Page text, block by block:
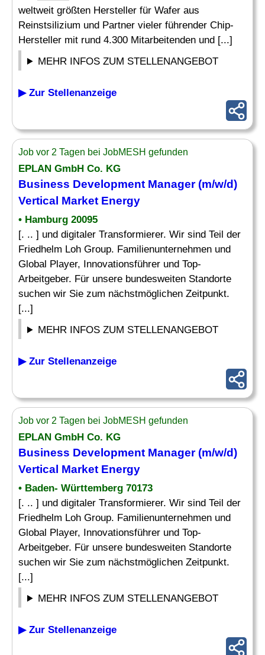
weltweit größten Hersteller für Wafer aus
Reinstsilizium und Partner vieler führender Chip-
Hersteller mit rund 4.300 Mitarbeitenden und [...]
MEHR INFOS ZUM STELLENANGEBOT
▶ Zur Stellenanzeige
Job vor 2 Tagen bei JobMESH gefunden
EPLAN GmbH Co. KG
Business Development Manager(m/w/d)
Vertical Market Energy
• Hamburg 20095
[. .. ] und digitaler Transformierer. Wir sind Teil der
Friedhelm Loh Group. Familienunternehmen und
Global Player, Innovationsführer und Top-
Arbeitgeber. Für unsere bundesweiten Standorte
suchen wir Sie zum nächstmöglichen Zeitpunkt.
[...]
MEHR INFOS ZUM STELLENANGEBOT
▶ Zur Stellenanzeige
Job vor 2 Tagen bei JobMESH gefunden
EPLAN GmbH Co. KG
Business Development Manager(m/w/d)
Vertical Market Energy
• Baden- Württemberg 70173
[. .. ] und digitaler Transformierer. Wir sind Teil der
Friedhelm Loh Group. Familienunternehmen und
Global Player, Innovationsführer und Top-
Arbeitgeber. Für unsere bundesweiten Standorte
suchen wir Sie zum nächstmöglichen Zeitpunkt.
[...]
MEHR INFOS ZUM STELLENANGEBOT
▶ Zur Stellenanzeige